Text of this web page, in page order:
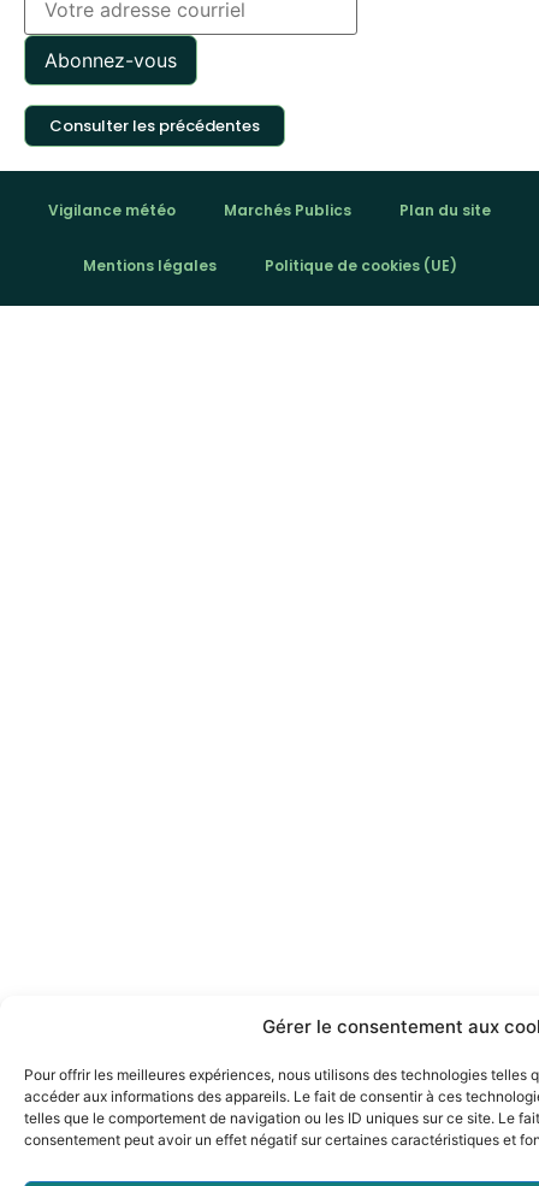
Gérer le consentement aux
Pour offrir les meilleures expériences, nous utilisons des technologies telles
accéder aux informations des appareils. Le fait de consentir à ces
telles que le comportement de navigation ou les ID uniques sur ce site. Le
consentement peut avoir un effet négatif sur certaines caractéristiques et
Consulter les précédentes
Vigilance météo Marchés Publics Plan du site
Mentions légales Politique de cookies (UE)